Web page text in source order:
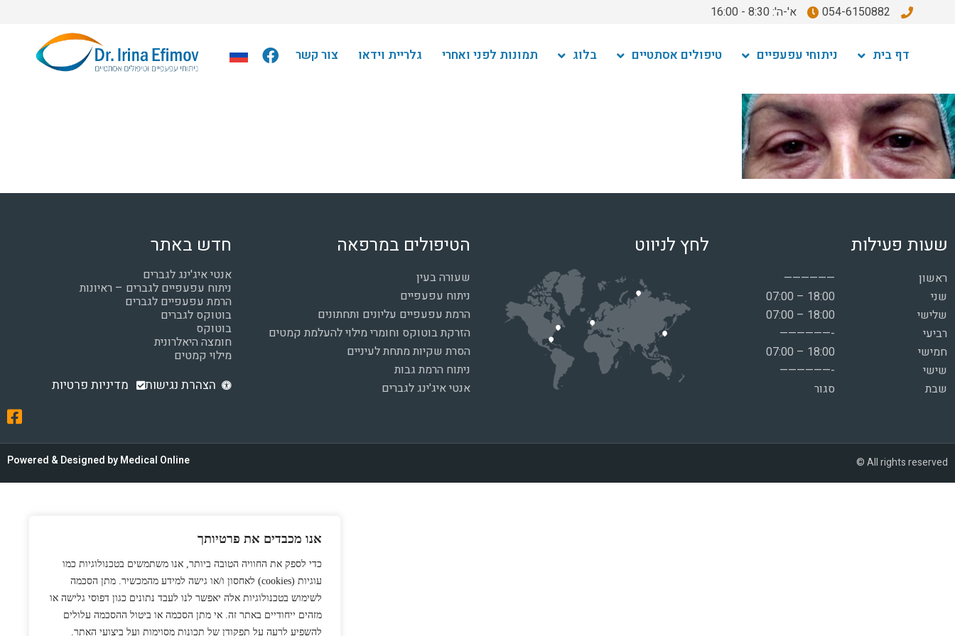
אנו מכבדים את פרטיותך
כדי לספק את החוויה הטובה ביותר, אנו משתמשים בטכנולוגיות כמו
עוגיות (cookies) לאחסון ו/או גישה למידע מהמכשיר. מתן הסכמה
לשימוש בטכנולוגיות אלה יאפשר לנו לעבד נתונים כגון דפוסי גלישה או
מזהים ייחודיים באתר זה. אי מתן הסכמה או ביטול ההסכמה עלולים
להשפיע לרעה על תפקודן של תכונות מסוימות ועל ביצועי האתר.
054-6150882 א'-ה': 8:30 - 16:00
דף בית ניתוחי עפעפיים טיפולים אסתטיים בלוג תמונות לפני ואחרי גלריית וידאו צור קשר
שעות פעילות
——————
ראשון
07:00 – 18:00
שני
07:00 – 18:00
שלישי
——————-
רביעי
07:00 – 18:00
חמישי
——————-
שישי
סגור
שבת
לחץ לניווט הטיפולים במרפאה
שעורה בעין
ניתוח עפעפיים
הרמת עפעפיים עליונים ותחתונים
הזרקת בוטוקס וחומרי מילוי להעלמת קמטים
הסרת שקיות מתחת לעיניים
ניתוח הרמת גבות
אנטי איג'ינג לגברים
חדש באתר
אנטי איג'ינג לגברים
ניתוח עפעפיים לגברים – ראיונות
הרמת עפעפיים לגברים
בוטוקס לגברים
בוטוקס
חומצה היאלרונית
מילוי קמטים
הצהרת נגישות מדיניות פרטיות
© All rights reserved
Powered & Designed by Medical Online